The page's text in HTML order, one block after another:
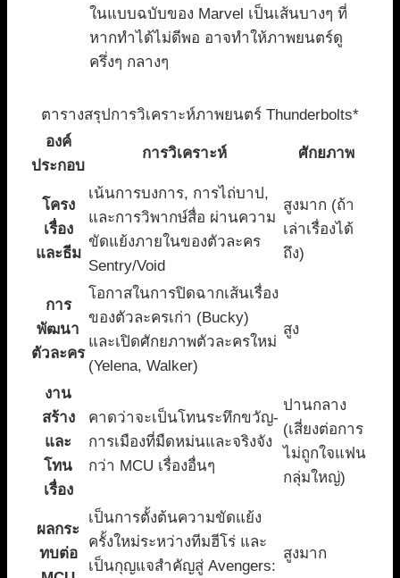
ในแบบฉบับของ Marvel เป็นเส้นบางๆ ที่
หากทำได้ไม่ดีพอ อาจทำให้ภาพยนตร์ดู
ครึ่งๆ กลางๆ
ตารางสรุปการวิเคราะห์ภาพยนตร์ Thunderbolts*
องค์
ประกอบ
การวิเคราะห์ ศักยภาพ
โครง
เรื่อง
และธีม
เน้นการบงการ, การไถ่บาป,
และการวิพากษ์สื่อ ผ่านความ
ขัดแย้งภายในของตัวละคร
Sentry/Void
สูงมาก (ถ้า
เล่าเรื่องได้
ถึง)
การ
พัฒนา
ตัวละคร
โอกาสในการปิดฉากเส้นเรื่อง
ของตัวละครเก่า (Bucky)
และเปิดศักยภาพตัวละครใหม่
(Yelena, Walker)
สูง
งาน
สร้าง
และ
โทน
เรื่อง
คาดว่าจะเป็นโทนระทึกขวัญ-
การเมืองที่มืดหม่นและจริงจัง
กว่า MCU เรื่องอื่นๆ
ปานกลาง
(เสี่ยงต่อการ
ไม่ถูกใจแฟน
กลุ่มใหญ่)
ผลกระ
ทบต่อ
เป็นการตั้งต้นความขัดแย้ง
ครั้งใหม่ระหว่างทีมฮีโร่ และ
เป็นกุญแจสำคัญสู่ Avengers:
สูงมาก